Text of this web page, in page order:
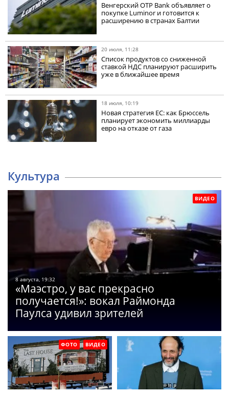
Венгерский OTP Bank объявляет о
покупке Luminor и готовится к
расширению в странах Балтии
20 июля, 11:28
Список продуктов со сниженной
ставкой НДС планируют расширить
уже в ближайшее время
18 июля, 10:19
Новая стратегия ЕС: как Брюссель
планирует экономить миллиарды
евро на отказе от газа
Культура
ВИДЕО
8 августа, 19:32
«Маэстро, у вас прекрасно
получается!»: вокал Раймонда
Паулса удивил зрителей
ФОТО ВИДЕО